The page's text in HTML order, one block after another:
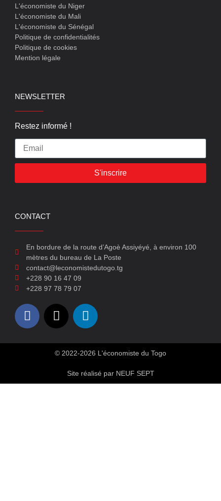
L'économiste du Niger
L'économiste du Mali
L'économiste du Sénégal
Politique de confidentialités
Politique de cookies
Mention légale
NEWSLETTER
Restez informé !
S'inscrire
CONTACT
En bordure de la route d’Agoè Assiyéyé, à environ 100
mètres du bureau de La Poste
contact@leconomistedutogo.tg
+228 90 16 47 09
+228 97 78 79 07
© 2022-2026 L'économiste du Togo
Site réalisé par NEUF SEPT